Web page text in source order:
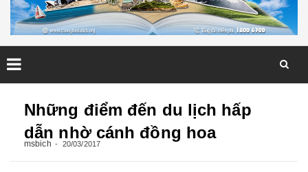
Những điểm đến du lịch hấp
dẫn nhờ cánh đồng hoa
msbich 20/03/2017